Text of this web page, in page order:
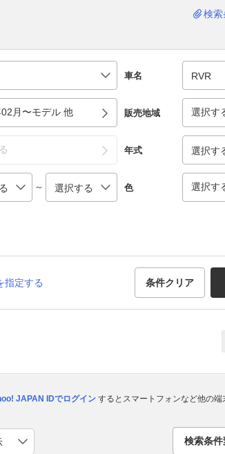
検索
車名
月〜モデル 他 販売地域 選択す
年式
～ 色 選択す
指定する 条件クリア
JAPAN IDでログインするとスマートフォンなど他の端
検索条件